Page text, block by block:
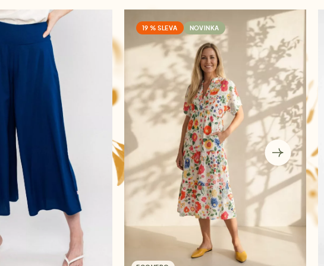
19 % SLEVA NOVINKA